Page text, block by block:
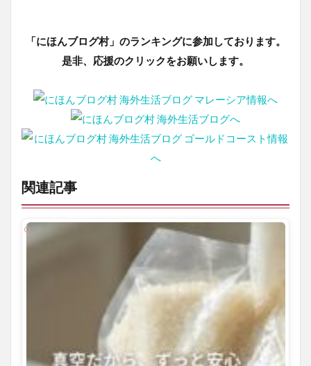
「にほんブログ村」のランキングに参加しております。
是非、応援のクリックをお願いします。
関連記事